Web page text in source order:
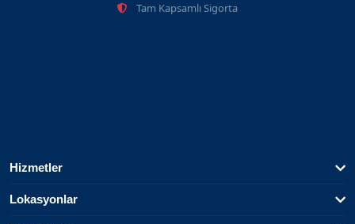
Tam Kapsamlı Sigorta
Hizmetler
Lokasyonlar